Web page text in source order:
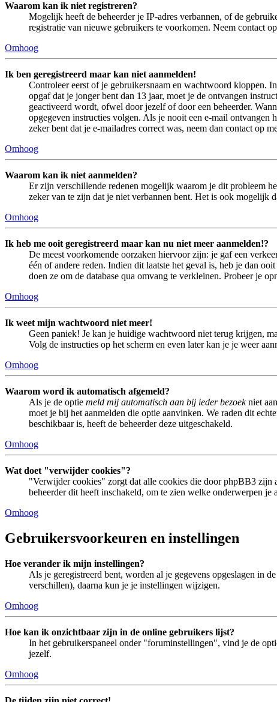
Waarom kan ik niet registreren?
Mogelijk heeft de beheerder je IP-adres verbannen, of de
registratie van nieuwe gebruikers te voorkomen. Neem contact
Omhoog
Ik ben geregistreerd maar kan niet aanmelden!
Controleer eerst of je gebruikersnaam en wachtwoord kloppen.
opgaf dat je jonger bent dan 13 jaar, moet je de ontvangen
geactiveerd wordt, ofwel door jezelf of door een beheerder.
opgegeven instructies volgen. Als je nooit een e-mail ontvangen
zeker bent dat je e-mailadres correct was, neem dan contact op
Omhoog
Waarom kan ik niet aanmelden?
Er zijn verschillende redenen mogelijk waarom je dit probleem
zeker van te zijn dat je niet verbannen bent. Het is ook mogelijk
Omhoog
Ik heb me ooit geregistreerd maar kan nu niet meer aanmelden!?
De meest voorkomende oorzaken hiervoor zijn: je gaf een
één of andere reden. Indien dit laatste het geval is, heb je dan
doen ze om de database qua omvang te verkleinen. Probeer je
Omhoog
Ik weet mijn wachtwoord niet meer!
Geen paniek! Je kan je huidige wachtwoord niet terug krijgen,
Volg de instructies op het scherm en even later kan je je weer
Omhoog
Waarom word ik automatisch afgemeld?
Als je de optie meld mij automatisch aan bij ieder bezoekniet
moet je bij het aanmelden die optie aanvinken. We raden dit
beschikbaar is, heeft de beheerder deze uitgeschakeld.
Omhoog
Wat doet "verwijder cookies"?
"Verwijder cookies" zorgt dat alle cookies die door phpBB3 zijn
beheerder dit heeft inschakeld, om te zien welke onderwerpen je
Omhoog
Gebruikersvoorkeuren en instellingen
Hoe verander ik mijn instellingen?
Als je geregistreerd bent, worden al je gegevens opgeslagen in
verschillen), daarna kun je je instellingen wijzigen.
Omhoog
Hoe kan ik onzichtbaar zijn in de online gebruikers lijst?
In het gebruikerspaneel onder "foruminstellingen", vind je de
jezelf.
Omhoog